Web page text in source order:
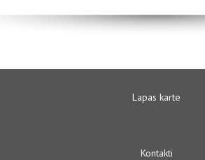
Lapas karte
Kontakti